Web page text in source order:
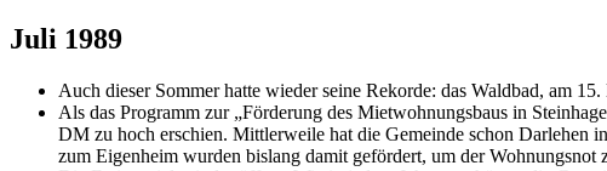
Juli 1989
Auch dieser Sommer hatte wieder seine Rekorde: das Waldbad, am
Als das Programm zur „Förderung des Mietwohnungsbaus in
DM zu hoch erschien. Mittlerweile hat die Gemeinde schon Darlehen
zum Eigenheim wurden bislang damit gefördert, um der Wohnungsnot